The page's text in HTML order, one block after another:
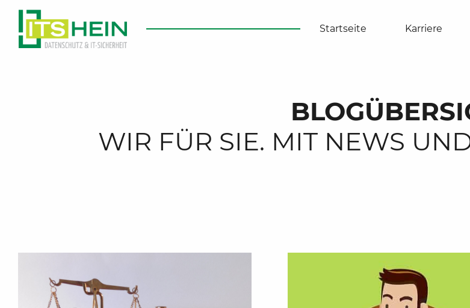
Startseite Karriere
WIR FÜR SIE. MIT NEWS